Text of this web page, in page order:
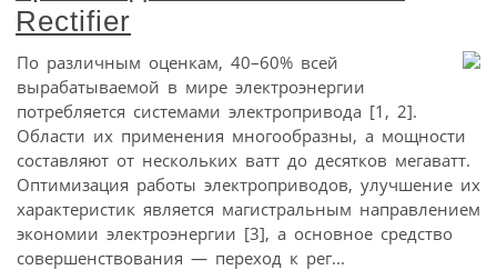
Rectifier
По различным оценкам, 40–60% всей
вырабатываемой в мире электроэнергии
потребляется системами электропривода [1, 2].
Области их применения многообразны, а мощности
составляют от нескольких ватт до десятков мегаватт.
Оптимизация работы электроприводов, улучшение их
характеристик является магистральным направлением
экономии электроэнергии [3], а основное средство
совершенствования — переход к рег...